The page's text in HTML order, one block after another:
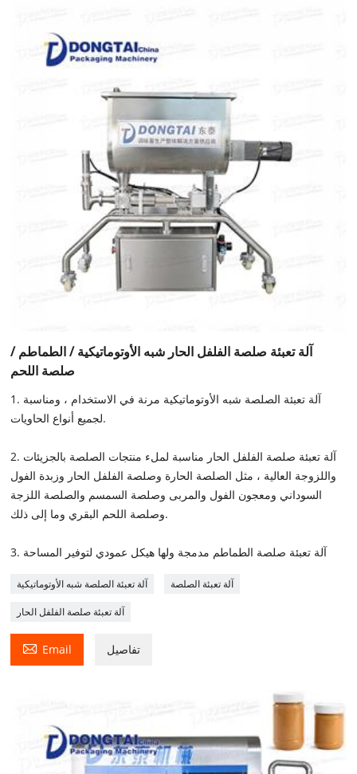
آلة تعبئة صلصة الفلفل الحار شبه الأوتوماتيكية / الطماطم /
صلصة اللحم
1. آلة تعبئة الصلصة شبه الأوتوماتيكية مرنة في الاستخدام ، ومناسبة
لجميع أنواع الحاويات.
2. آلة تعبئة صلصة الفلفل الحار مناسبة لملء منتجات الصلصة بالجزيئات
واللزوجة العالية ، مثل الصلصة الحارة وصلصة الفلفل الحار وزبدة الفول
السوداني ومعجون الفول والمربى وصلصة السمسم والصلصة اللزجة
وصلصة اللحم البقري وما إلى ذلك.
3. آلة تعبئة صلصة الطماطم مدمجة ولها هيكل عمودي لتوفير المساحة
آلة تعبئة الصلصة شبه الأوتوماتيكية آلة تعبئة الصلصة
آلة تعبئة صلصة الفلفل الحار
 Email تفاصيل